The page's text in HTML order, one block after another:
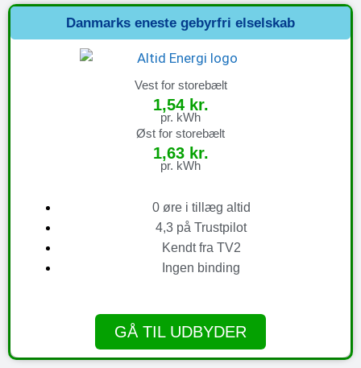
Danmarks eneste gebyrfri elselskab
Vest for storebælt
1,54 kr.
pr. kWh
Øst for storebælt
1,63 kr.
pr. kWh
0 øre i tillæg altid
4,3 på Trustpilot
Kendt fra TV2
Ingen binding
GÅ TIL UDBYDER